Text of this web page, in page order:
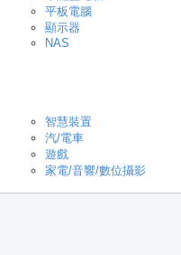
平板電腦
顯示器
NAS
智慧裝置
汽/電車
遊戲
家電/音響/數位攝影